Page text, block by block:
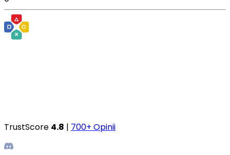
TrustScore 4.8 | 700+ Opinii